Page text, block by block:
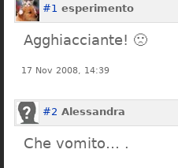
#1 esperimento
Agghiacciante! 🙁
17 Nov 2008, 14:39
#2 Alessandra
Che vomito… .